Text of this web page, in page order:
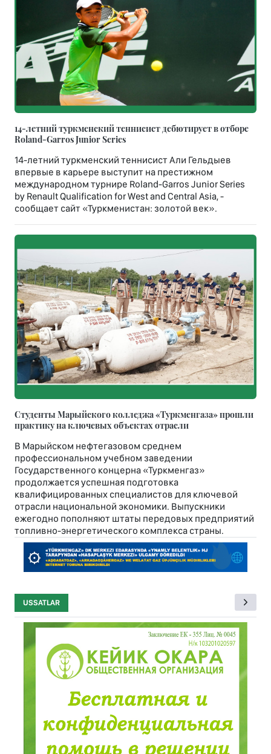
14-летний туркменский теннисист дебютирует в отборе
Roland-Garros Junior Series
14-летний туркменский теннисист Али Гельдыев
впервые в карьере выступит на престижном
международном турнире Roland-Garros Junior Series
by Renault Qualification for West and Central Asia, -
сообщает сайт «Туркменистан: золотой век».
Студенты Марыйского колледжа «Туркменгаза» прошли
практику на ключевых объектах отрасли
В Марыйском нефтегазовом среднем
профессиональном учебном заведении
Государственного концерна «Туркменгаз»
продолжается успешная подготовка
квалифицированных специалистов для ключевой
отрасли национальной экономики. Выпускники
ежегодно пополняют штаты передовых предприятий
топливно-энергетического комплекса страны.
USSATLAR